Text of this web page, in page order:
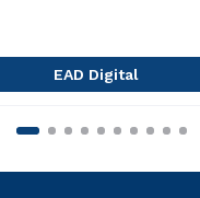
EAD Digital